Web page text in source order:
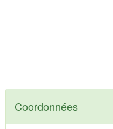
Coordonnées